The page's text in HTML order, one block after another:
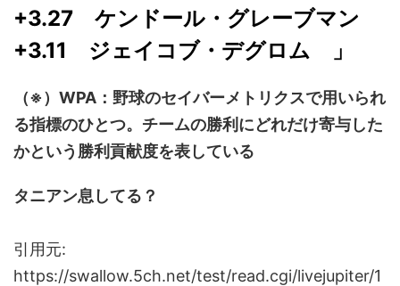
+3.27 ケンドール・グレーブマン
+3.11 ジェイコブ・デグロム 」
（※）WPA：野球のセイバーメトリクスで用いられ
る指標のひとつ。チームの勝利にどれだけ寄与した
かという勝利貢献度を表している
タニアン息してる？
引用元:
https://swallow.5ch.net/test/read.cgi/livejupiter/1